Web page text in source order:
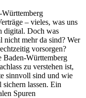
– vieles, was uns
digital. Doch was
nicht mehr da sind? Wer
vorsorgen?
Baden-Württemberg
zu verstehen ist,
sinnvoll sind und wie
lassen. Ein
Spuren